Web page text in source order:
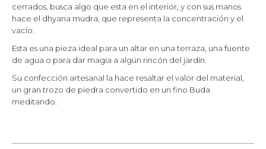
cerrados, busca algo que esta en el interior, y con sus manos
hace el dhyana mudra, que representa la concentración y el
vacío.
Esta es una pieza ideal para un altar en una terraza, una fuente
de agua o para dar magia a algún rincón del jardín.
Su confección artesanal la hace resaltar el valor del material,
un gran trozo de piedra convertido en un fino Buda
meditando.